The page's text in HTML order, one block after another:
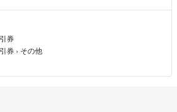
券
券 › その他